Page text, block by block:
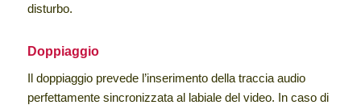
disturbo.
Doppiaggio
Il doppiaggio prevede l’inserimento della traccia audio
perfettamente sincronizzata al labiale del video. In caso di